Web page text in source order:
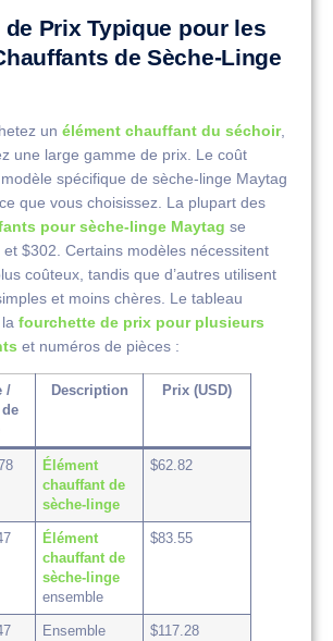
Prix Typique pour les
de Sèche-Linge
un élément chauffant du séchoir,
une large gamme de prix. Le coût
spécifique de sèche-linge Maytag
que vous choisissez. La plupart des
pour sèche-linge Maytag se
$302. Certains modèles nécessitent
coûteux, tandis que d’autres utilisent
et moins chères. Le tableau
fourchette de prix pour plusieurs
et numéros de pièces :
/
Description Prix (USD)
Élément
chauffant de
sèche-linge
$62.82
Élément
chauffant de
sèche-linge
ensemble
$83.55
Ensemble
$117.28